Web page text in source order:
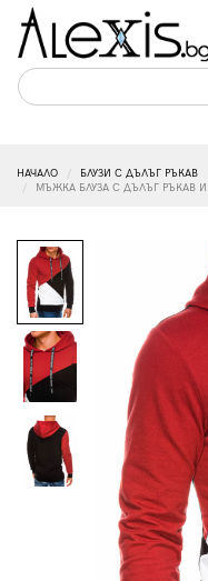
НАЧАЛО
БЛУЗИ С ДЪЛЪГ РЪКАВ
МЪЖКА БЛУЗА С ДЪЛЪГ РЪКАВ